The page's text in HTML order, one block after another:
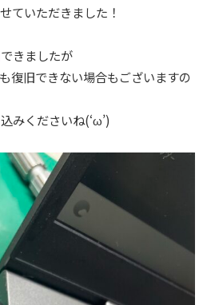
ていただきました！
できましたが
復旧できない場合もございますの
みくださいね(‘ω’)